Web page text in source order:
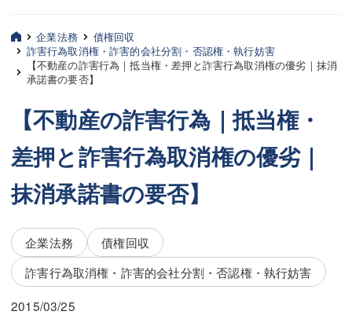
三平 聡史
酒井 博之
坂本 陽一
桶川 聡
三平 隆史
吉元 優仁
小川 祐
弁護士費用
三平 聡史
酒井 博之
坂本 陽一
桶川 聡
三平 隆史
吉元 優仁
弁護士費用
不動産
企業法務
債権回収
詐害行為取消権・詐害的会社分割・否認権・執行妨害
【不動産の詐害行為｜抵当権・差押と詐害行為取消権の優劣｜抹消
承諾書の要否】
【不動産の詐害行為｜抵当権・
差押と詐害行為取消権の優劣｜
抹消承諾書の要否】
企業法務
債権回収
詐害行為取消権・詐害的会社分割・否認権・執行妨害
2015/03/25